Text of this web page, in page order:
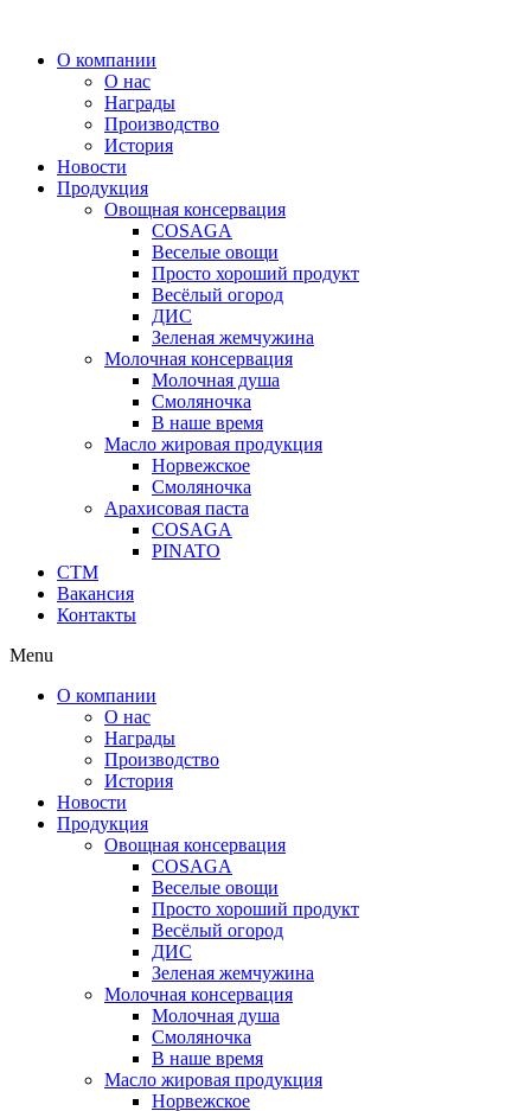
содержимому
О компании
О нас
Награды
Производство
История
Новости
Продукция
Овощная консервация
COSAGA
Веселые овощи
Просто хороший продукт
Весёлый огород
ДИС
Зеленая жемчужина
Молочная консервация
Молочная душа
Смоляночка
В наше время
Масло жировая продукция
Норвежское
Смоляночка
Арахисовая паста
COSAGA
PINATO
СТМ
Вакансия
Контакты
Menu
О компании
О нас
Награды
Производство
История
Новости
Продукция
Овощная консервация
COSAGA
Веселые овощи
Просто хороший продукт
Весёлый огород
ДИС
Зеленая жемчужина
Молочная консервация
Молочная душа
Смоляночка
В наше время
Масло жировая продукция
Норвежское